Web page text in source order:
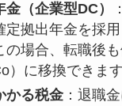
（企業型DC）
定拠出年金を採
の場合、転職後
）に移換できます
かる税金：退職